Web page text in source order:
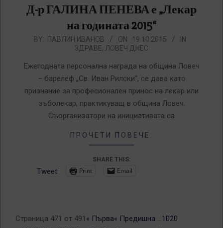
Д-р ГАЛИНА ПЕНЕВА е „Лекар
на годината 2015“
2015-
19
BY: ПАВЛИН ИВАНОВ ON: 19.10.2015
IN:
ЗДРАВЕ, ЛОВЕЧ ДНЕС
Ежегодната персонална награда на община Ловеч
– барелеф „Св. Иван Рилски“, се дава като
признание за професионален принос на лекар или
зъболекар, практикуващ в община Ловеч.
Съорганизатори на инициативата са
ПРОЧЕТИ ПОВЕЧЕ:
SHARE THIS:
Tweet Print Email
Страница 471 от 491 « Първа« Предишна ...1020